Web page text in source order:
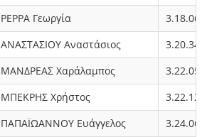
ΡΕΡΡΑ Γεωργία
3.18.06
ΑΝΑΣΤΑΣΙΟΥ Αναστάσιος
3.20.34
ΜΑΝΔΡΕΑΣ Χαράλαμπος
3.22.05
ΜΠΕΚΡΗΣ Χρήστος
3.22.12
ΠΑΠΑΪΩΑΝΝΟΥ Ευάγγελος
3.24.06